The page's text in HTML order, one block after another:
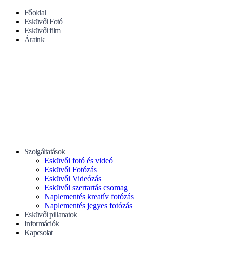
Főoldal
Esküvői Fotó
Esküvői film
Áraink
Szolgáltatások
Esküvői fotó és videó
Esküvői Fotózás
Esküvői Videózás
Esküvői szertartás csomag
Naplementés kreatív fotózás
Naplementés jegyes fotózás
Esküvői pillanatok
Információk
Kapcsolat